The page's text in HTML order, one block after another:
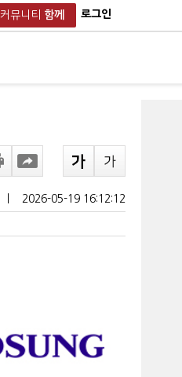
커뮤니티 함께 로그인
2026-05-19 16:12:12